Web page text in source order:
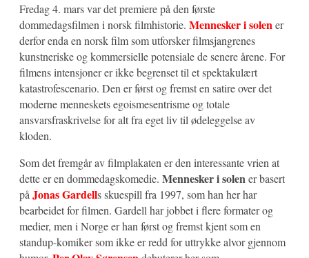
Fredag 4. mars var det premiere på den første
dommedagsfilmen i norsk filmhistorie. Mennesker i solener
derfor enda en norsk film som utforsker filmsjangrenes
kunstneriske og kommersielle potensiale de senere årene. For
filmens intensjoner er ikke begrenset til et spektakulært
katastrofescenario. Den er først og fremst en satire over det
moderne menneskets egoismesentrisme og totale
ansvarsfraskrivelse for alt fra eget liv til ødeleggelse av
kloden.
Som det fremgår av filmplakaten er den interessante vrien at
dette er en dommedagskomedie. Mennesker i solener basert
på Jonas Gardells skuespill fra 1997, som han her har
bearbeidet for filmen. Gardell har jobbet i flere formater og
medier, men i Norge er han først og fremst kjent som en
standup-komiker som ikke er redd for uttrykke alvor gjennom